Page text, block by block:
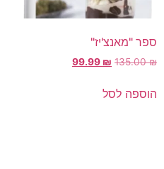
ספר "מאנצ'יז"
135.00₪
99.99 ₪
הוספה לסל